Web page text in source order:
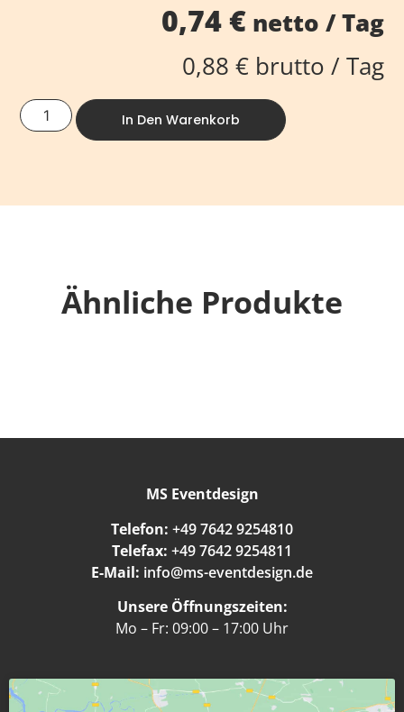
0,74€netto / Tag
0,88 €brutto / Tag
In Den Warenkorb
Ähnliche Produkte
MS Eventdesign
Telefon: +49 7642 9254810
Telefax: +49 7642 9254811
E-Mail: info@ms-eventdesign.de
Unsere Öffnungszeiten:
Mo – Fr: 09:00 – 17:00 Uhr